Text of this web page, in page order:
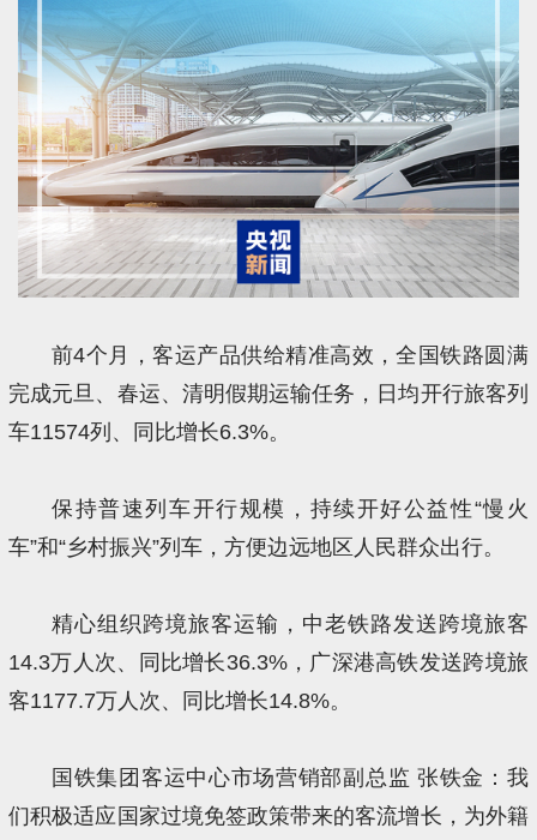
前4个月，客运产品供给精准高效，全国铁路圆满
完成元旦、春运、清明假期运输任务，日均开行旅客列
车11574列、同比增长6.3%。
保持普速列车开行规模，持续开好公益性“慢火
车”和“乡村振兴”列车，方便边远地区人民群众出行。
精心组织跨境旅客运输，中老铁路发送跨境旅客
14.3万人次、同比增长36.3%，广深港高铁发送跨境旅
客1177.7万人次、同比增长14.8%。
国铁集团客运中心市场营销部副总监 张铁金：我
们积极适应国家过境免签政策带来的客流增长，为外籍